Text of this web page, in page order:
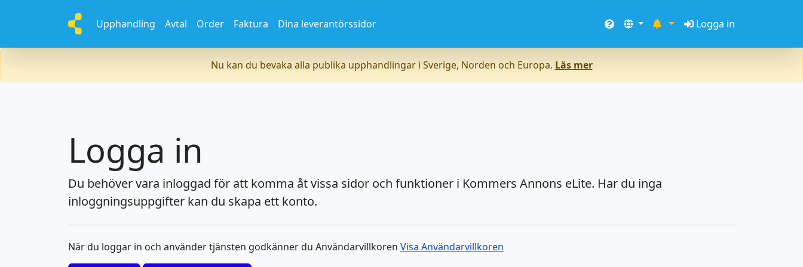
Upphandling Avtal Order Faktura Dina leverantörssidor Logga in
Nu kan du bevaka alla publika upphandlingar i Sverige, Norden och Europa. Läs mer
Logga in
Du behöver vara inloggad för att komma åt vissa sidor och funktioner i Kommers Annons eLite. Har du inga
inloggningsuppgifter kan du skapa ett konto.
När du loggar in och använder tjänsten godkänner du Användarvillkoren Visa Användarvillkoren